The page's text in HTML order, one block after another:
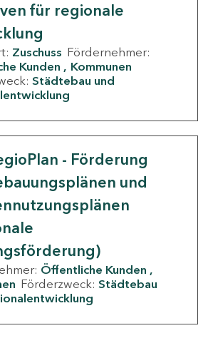
für regionale
Zuschuss Fördernehmer:
Kunden
Kommunen
Städtebau und
- Förderung
und
Öffentliche Kunden
Förderzweck: Städtebau